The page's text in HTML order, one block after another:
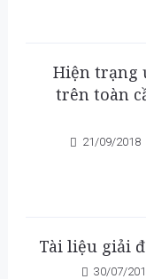
Hiện trạng
trên toàn
21/09/2018
Tài liệu giải
30/07/